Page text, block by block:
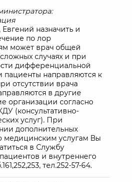
назначить и
по лор
может врач общей
случаях и при
дифференциальной
пациенты направляются к
отсутствии врача
в другие
организации согласно
(консультативно-
услуг). При
дополнительных
медицинским услугам Вы
в Службу
и внутреннего
тел.252-57-64.